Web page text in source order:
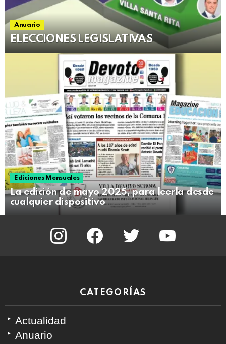
Anuario
ELECCIONES LEGISLATIVAS
Ediciones Mensuales
La edición de mayo 2025, para leerla desde
cualquier dispositivo
instagram facebook twitter
CATEGORÍAS
Actualidad
Anuario